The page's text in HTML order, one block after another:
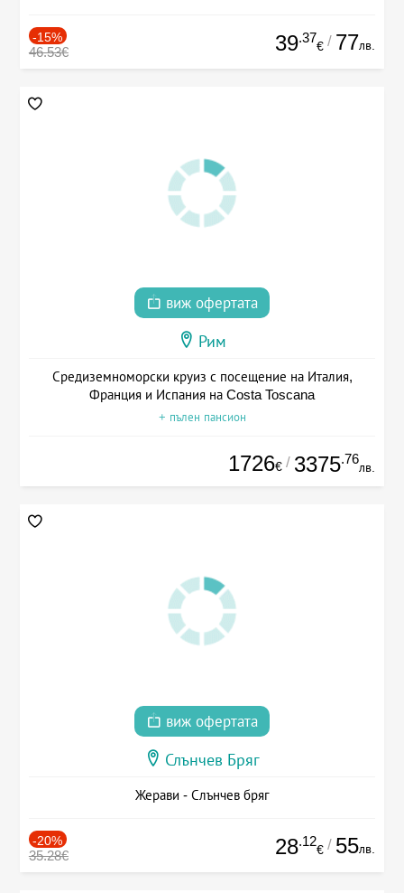
-15%
46.53€ 39.37
€ / 77лв.
виж офертата
Рим
Средиземноморски круиз с посещение на Италия,
Франция и Испания на Costa Toscana
+ пълен пансион
1726€ / 3375.76
лв.
виж офертата
Слънчев Бряг
Жерави - Слънчев бряг
-20%
35.28€ 28.12
€ / 55лв.